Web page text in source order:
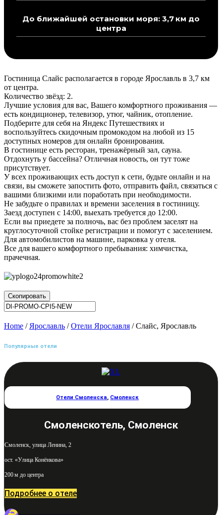
До ближайшей остановки моря: 3,7 км до
центра
Гостиница Слайс располагается в городе Ярославль в 3,7 км
от центра.
Количество звёзд: 2.
Лучшие условия для вас, Вашего комфортного проживания —
есть кондиционер, телевизор, утюг, чайник, отопление.
Подберите для себя на Яндекс Путешествиях и
воспользуйтесь скидочным промокодом на любой из 15
доступных номеров для онлайн бронирования.
В гостинице есть ресторан, тренажёрный зал, сауна.
Отдохнуть у бассейна? Отличная новость, он тут тоже
присутствует.
У всех проживающих есть доступ к сети, будьте онлайн и на
связи, вы сможете запостить фото, отправить файл, связаться с
вашими близкими или поработать при необходимости.
Не забудьте о правилах и времени заселения в гостиницу.
Заезд доступен с 14:00, выехать требуется до 12:00.
Если вы приедете за полночь, вас без проблем заселят на
круглосуточной стойке регистрации и помогут с заселением.
Для автомобилистов на машине, парковка у отеля.
Все для вашего комфортного пребывания: химчистка,
прачечная.
Скопировать
Home / Ярославль /Отели Ярославля / Слайс, Ярославль
Популярные отели
Отели Смоленска, Смоленск
Смоленскотель, Смоленск
Смоленск, улица Ленина, 2
ост. «Улица Конёнкова»
200 м до центра
Подробнее о отеле